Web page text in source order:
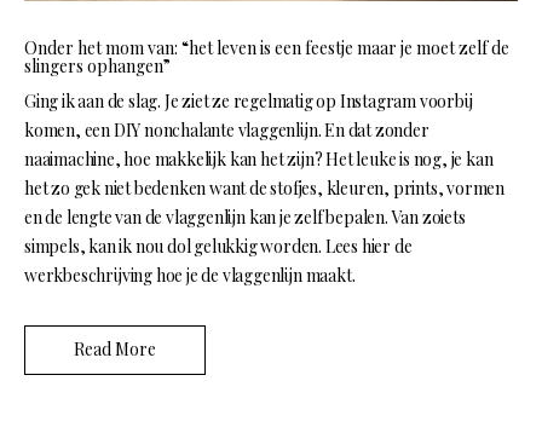
Onder het mom van: “het leven is een feestje maar je moet zelf de
slingers ophangen”
Ging ik aan de slag. Je ziet ze regelmatig op Instagram voorbij
komen, een DIY nonchalante vlaggenlijn. En dat zonder
naaimachine, hoe makkelijk kan het zijn? Het leuke is nog, je kan
het zo gek niet bedenken want de stofjes, kleuren, prints, vormen
en de lengte van de vlaggenlijn kan je zelf bepalen. Van zoiets
simpels, kan ik nou dol gelukkig worden. Lees hier de
werkbeschrijving hoe je de vlaggenlijn maakt.
Read More